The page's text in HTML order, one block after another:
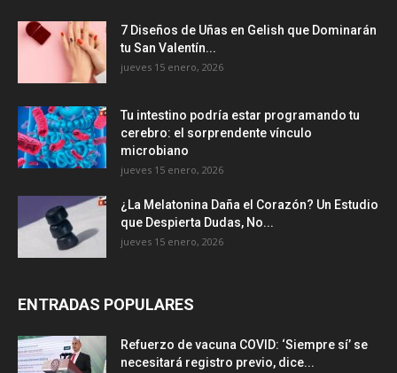
7 Diseños de Uñas en Gelish que Dominarán
tu San Valentín...
jueves 15 enero, 2026
Tu intestino podría estar programando tu
cerebro: el sorprendente vínculo
microbiano
jueves 15 enero, 2026
¿La Melatonina Daña el Corazón? Un Estudio
que Despierta Dudas, No...
jueves 15 enero, 2026
ENTRADAS POPULARES
Refuerzo de vacuna COVID: ‘Siempre sí’ se
necesitará registro previo, dice...